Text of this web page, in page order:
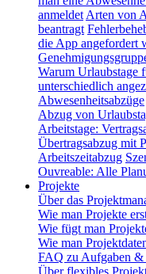
anmeldet Arten von
beantragt
die App angefordert
Warum Urlaubstage
unterschiedlich
Abwesenheitsabzüge
Abzug von
Arbeitstage:
Übertragsabzug mit
Arbeitszeitabzug
Ouvreable: Alle
Projekte
Über das
Wie man Projekte
Wie fügt man
Wie man
FAQ zu Aufgaben &
Über flexibles